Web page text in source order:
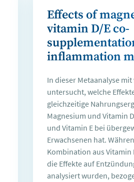
Effects of
vitamin D/E co-
inflammation
In dieser Metaanalyse
untersucht, welche
gleichzeitige
Magnesium und Vitamin
und Vitamin E bei
Erwachsenen hat.
Kombination aus Vitamin
die Effekte auf
analysiert wurden,